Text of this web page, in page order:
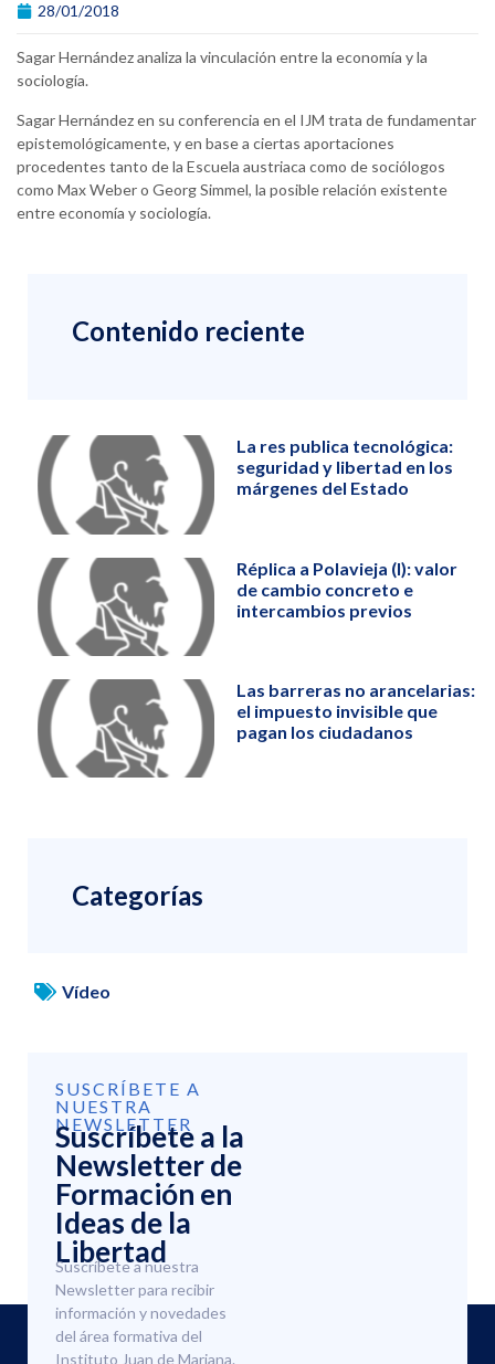
28/01/2018
Sagar Hernández analiza la vinculación entre la economía y la
sociología.
Sagar Hernández en su conferencia en el IJM trata de fundamentar
epistemológicamente, y en base a ciertas aportaciones
procedentes tanto de la Escuela austriaca como de sociólogos
como Max Weber o Georg Simmel, la posible relación existente
entre economía y sociología.
Contenido reciente
La res publica tecnológica:
seguridad y libertad en los
márgenes del Estado
Réplica a Polavieja (I): valor
de cambio concreto e
intercambios previos
Las barreras no arancelarias:
el impuesto invisible que
pagan los ciudadanos
Categorías
Vídeo
SUSCRÍBETE A
NUESTRA
NEWSLETTER
Suscríbete a la
Newsletter de
Formación en
Ideas de la
Libertad
Suscríbete a nuestra
Newsletter para recibir
información y novedades
del área formativa del
Instituto Juan de Mariana.